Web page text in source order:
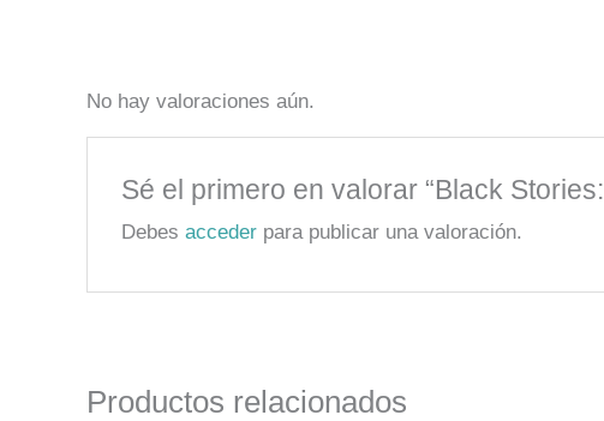
No hay valoraciones aún.
Sé el primero en valorar “Black
Debesacceder para publicar una valoración.
Productos relacionados